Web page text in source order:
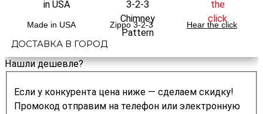
Made in USA Zippo 3-2-3 Hear the click
ДОСТАВКА В ГОРОД
Нашли дешевле?
Если у конкурента цена ниже — сделаем скидку!
Промокод отправим на телефон или электронную